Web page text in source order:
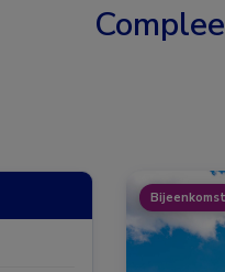
Bijeenkomst